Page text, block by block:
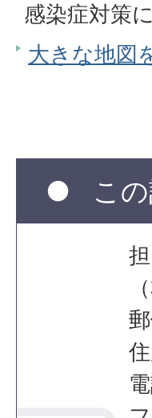
感染症対策
大きな地図
こ